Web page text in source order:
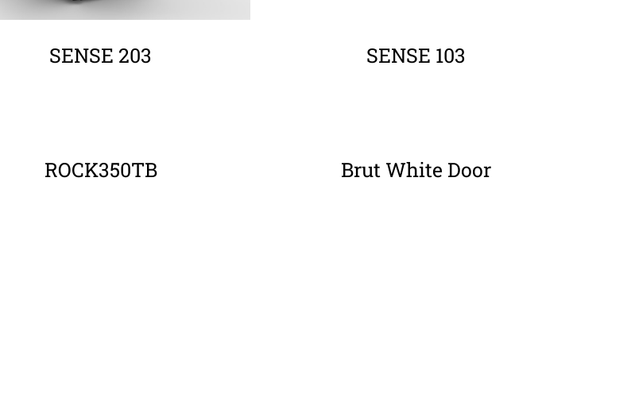
SENSE 203 SENSE 103
ROCK350TB Brut White Door